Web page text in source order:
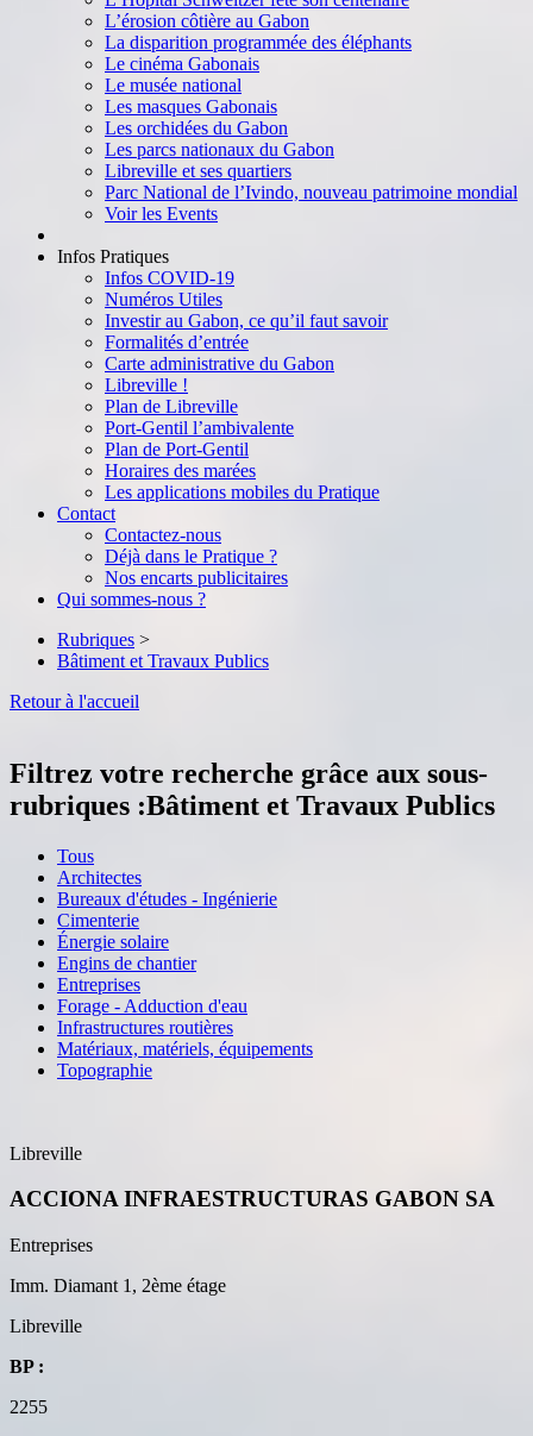
L’érosion côtière au Gabon
La disparition programmée des éléphants
Le cinéma Gabonais
Le musée national
Les masques Gabonais
Les orchidées du Gabon
Les parcs nationaux du Gabon
Libreville et ses quartiers
Parc National de l’Ivindo, nouveau patrimoine mondial
Voir les Events
Infos Pratiques
Infos COVID-19
Numéros Utiles
Investir au Gabon, ce qu’il faut savoir
Formalités d’entrée
Carte administrative du Gabon
Libreville !
Plan de Libreville
Port-Gentil l’ambivalente
Plan de Port-Gentil
Horaires des marées
Les applications mobiles du Pratique
Contact
Contactez-nous
Déjà dans le Pratique ?
Nos encarts publicitaires
Qui sommes-nous ?
Rubriques >
Bâtiment et Travaux Publics
Retour à l'accueil
Filtrez votre recherche grâce aux sous-
rubriques :Bâtiment et Travaux Publics
Tous
Architectes
Bureaux d'études - Ingénierie
Cimenterie
Énergie solaire
Engins de chantier
Entreprises
Forage - Adduction d'eau
Infrastructures routières
Matériaux, matériels, équipements
Topographie
Libreville
ACCIONA INFRAESTRUCTURAS GABON SA
Entreprises
Imm. Diamant 1, 2ème étage
Libreville
BP :
2255